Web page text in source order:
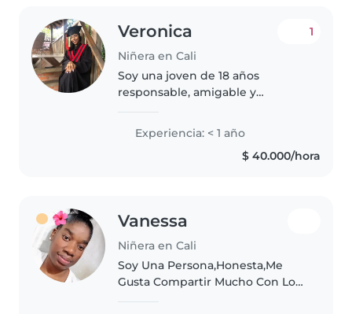
Veronica
Niñera en Cali
1
Soy una joven de 18 años
responsable, amigable y
experiencia previa como niñera,
estoy emocionada de cuidar a
niños de todas las edades, desde
Experiencia: < 1 año
$ 40.000/hora
Vanessa
Niñera en Cali
Soy Una Persona,Honesta,Me
Gusta Compartir Mucho Con Los